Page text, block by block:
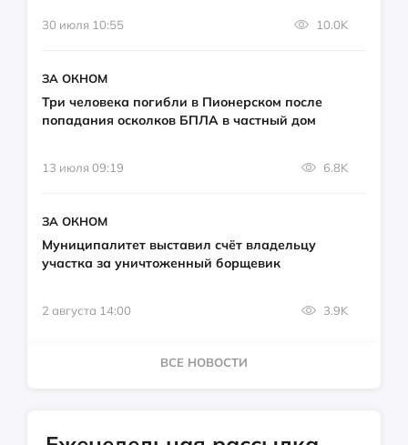
30 июля 10:55 10.0K
ЗА ОКНОМ
Три человека погибли в Пионерском после
попадания осколков БПЛА в частный дом
13 июля 09:19 6.8K
ЗА ОКНОМ
Муниципалитет выставил счёт владельцу
участка за уничтоженный борщевик
2 августа 14:00 3.9K
ВСЕ НОВОСТИ